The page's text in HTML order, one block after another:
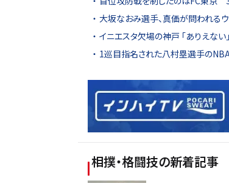
大坂なおみ選手、真価が問われる
イニエスタ欠場の神戸 「ありえな
1巡目指名された八村塁選手のNBA
相撲・格闘技の新着記事